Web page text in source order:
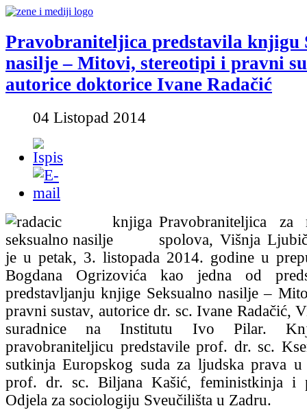
Pravobraniteljica predstavila knjigu
nasilje – Mitovi, stereotipi i pravni
autorice doktorice Ivane Radačić
04 Listopad 2014
Pravobraniteljica za
spolova, Višnja
je u petak, 3. listopada 2014. godine u
Bogdana Ogrizovića kao jedna od
predstavljanju knjige Seksualno nasilje –
pravni sustav, autorice dr. sc. Ivane Radačić,
suradnice na Institutu Ivo Pilar.
pravobraniteljicu predstavile prof. dr. sc.
sutkinja Europskog suda za ljudska prava
prof. dr. sc. Biljana Kašić, feministkinja i
Odjela za sociologiju Sveučilišta u Zadru.